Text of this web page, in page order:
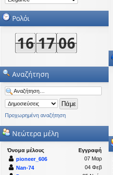
Ρολόι
Αναζήτηση
Προχωρημένη αναζήτηση
Νεώτερα μέλη
Όνομα μέλους
Εγγραφή
pioneer_606
07 Μαρ
Nan-74
04 Φεβ